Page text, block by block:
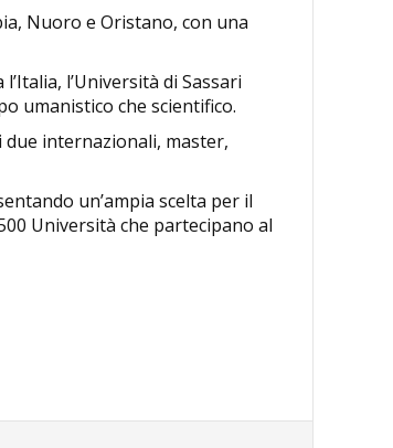
Nuoro e Oristano, con una
l’Università di Sassari
umanistico che scientifico.
internazionali, master,
un’ampia scelta per il
Università che partecipano al